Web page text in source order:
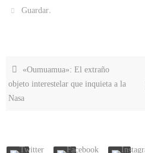
Guardar.
«Oumuamua»: El extraño
objeto interestelar que inquieta a la
Nasa